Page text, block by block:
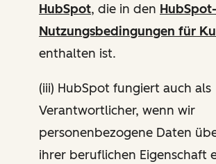
HubSpot, die in den HubSpot-
Nutzungsbedingungen für
enthalten ist.
(iii) HubSpot fungiert auch als
Verantwortlicher, wenn wir
personenbezogene Daten
ihrer beruflichen Eigenschaft